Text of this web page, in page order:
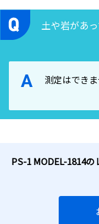
土や岩があ
A 測定はできま
PS-1 MODEL-1814